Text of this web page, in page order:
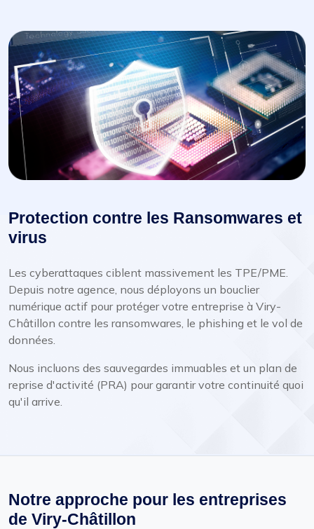
Protection contre les Ransomwares et
virus
Les cyberattaques ciblent massivement les TPE/PME.
Depuis notre agence, nous déployons un bouclier
numérique actif pour protéger votre entreprise à Viry-
Châtillon contre les ransomwares, le phishing et le vol de
données.
Nous incluons des sauvegardes immuables et un plan de
reprise d'activité (PRA) pour garantir votre continuité quoi
qu'il arrive.
Notre approche pour les entreprises
de Viry-Châtillon